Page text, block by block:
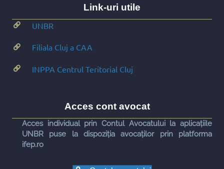
Link-uri utile
UNBR
Filiala Cluj a CAA
INPPA Centrul Teritorial Cluj
Acces cont avocat
Acces individual prin Contul Avocatului la aplicațiile
UNBR puse la dispoziția avocaților prin platforma
ifep.ro